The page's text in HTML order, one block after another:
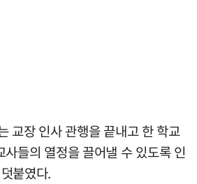
교장 인사 관행을 끝내고 한 학교
들의 열정을 끌어낼 수 있도록 인
붙였다.